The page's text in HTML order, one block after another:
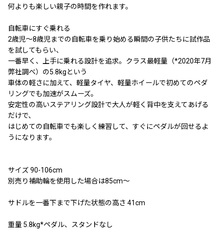
何よりも楽しい親子の時間を作れます。
自転車にすぐ乗れる
2歳児〜8歳児までの自転車を乗り始める瞬間の子供たちに試作品
を試してもらい、
一番早く、上手に乗れる設計を追求。クラス最軽量（*2020年7月
弊社調べ）の5.8kgという
車体の軽さに加えて、軽量タイヤ、軽量ホイールで初めてのペダ
リングでも加速がスムーズ。
安定性の高いステアリング設計で大人が軽く背中を支えてあげる
だけで、
はじめての自転車でも楽しく練習して、すぐにペダルが回せるよ
うになります。
サイズ 90-106cm
別売り補助輪を使用した場合は85cm〜
サドルを一番下まで下げた状態の高さ 41cm
重量 5.8kg*ペダル、スタンドなし